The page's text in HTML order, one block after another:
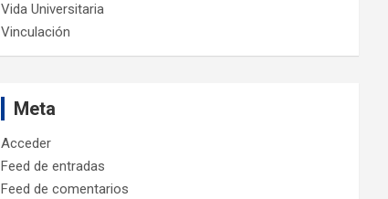
Vida Universitaria
Vinculación
Meta
Acceder
Feed de entradas
Feed de comentarios